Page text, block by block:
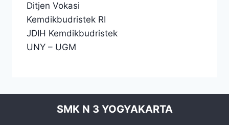
Ditjen Vokasi
Kemdikbudristek RI
JDIH Kemdikbudristek
UNY – UGM
SMK N 3 YOGYAKARTA